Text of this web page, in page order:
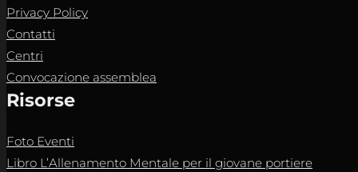
Privacy Policy
Contatti
Centri
Convocazione assemblea
Risorse
Foto Eventi
Libro L’Allenamento Mentale per il giovane portiere